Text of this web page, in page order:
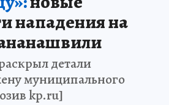
нападения на
детали
муниципального
kp.ru]